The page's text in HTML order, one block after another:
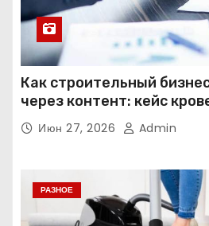
Как строительный
через контент: кейс
Июн 27, 2026 Admin
РАЗНОЕ